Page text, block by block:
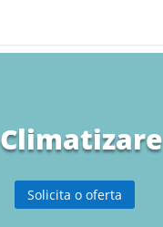
Climatizare
Solicita o oferta